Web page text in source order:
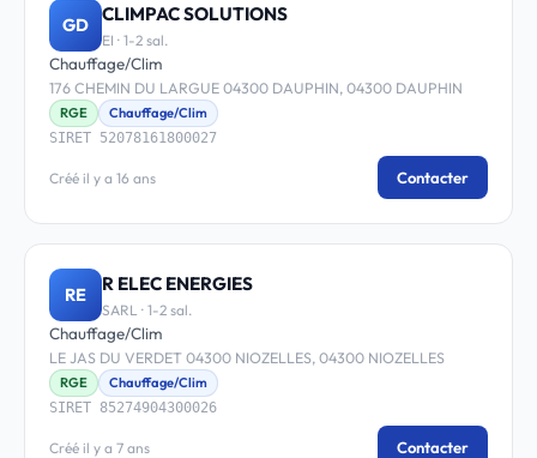
GD CLIMPAC SOLUTIONS
EI · 1-2 sal.
Chauffage/Clim
176 CHEMIN DU LARGUE 04300 DAUPHIN, 04300 DAUPHIN
RGE
Chauffage/Clim
SIRET 52078161800027
Créé il y a 16 ans Contacter
RE R ELEC ENERGIES
SARL · 1-2 sal.
Chauffage/Clim
LE JAS DU VERDET 04300 NIOZELLES, 04300 NIOZELLES
RGE
Chauffage/Clim
SIRET 85274904300026
Créé il y a 7 ans Contacter